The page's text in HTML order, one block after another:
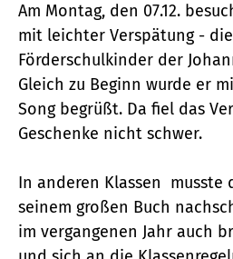
Am Montag, den 07.12.
mit leichter Verspätung -
Förderschulkinder der
Gleich zu Beginn wurde er
Song begrüßt. Da fiel das
Geschenke nicht schwer.
In anderen Klassen musste
seinem großen Buch
im vergangenen Jahr auch